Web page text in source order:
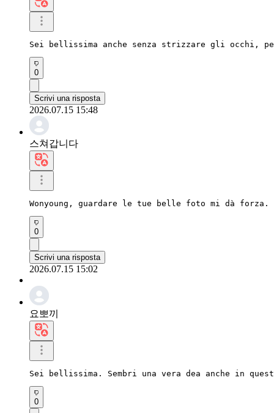
Sei bellissima anche senza strizzare gli occhi,
0
Scrivi una risposta
2026.07.15 15:48
스쳐갑니다
Wonyoung, guardare le tue belle foto mi dà
0
Scrivi una risposta
2026.07.15 15:02
요뽀끼
Sei bellissima. Sembri una vera dea anche in
0